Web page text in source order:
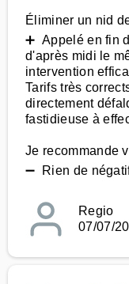
Éliminer un nid
➕ Appelé en fin
d'après midi le
intervention
Tarifs très
directement
fastidieuse à
Je recommande
➖ Rien de
Regio
07/07/